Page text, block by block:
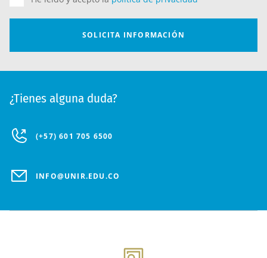
¿Tienes alguna duda?
(+57) 601 705 6500
INFO@UNIR.EDU.CO